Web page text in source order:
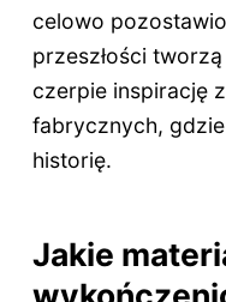
celowo
przeszłości
czerpie inspirację
fabrycznych,
historię.
Jakie